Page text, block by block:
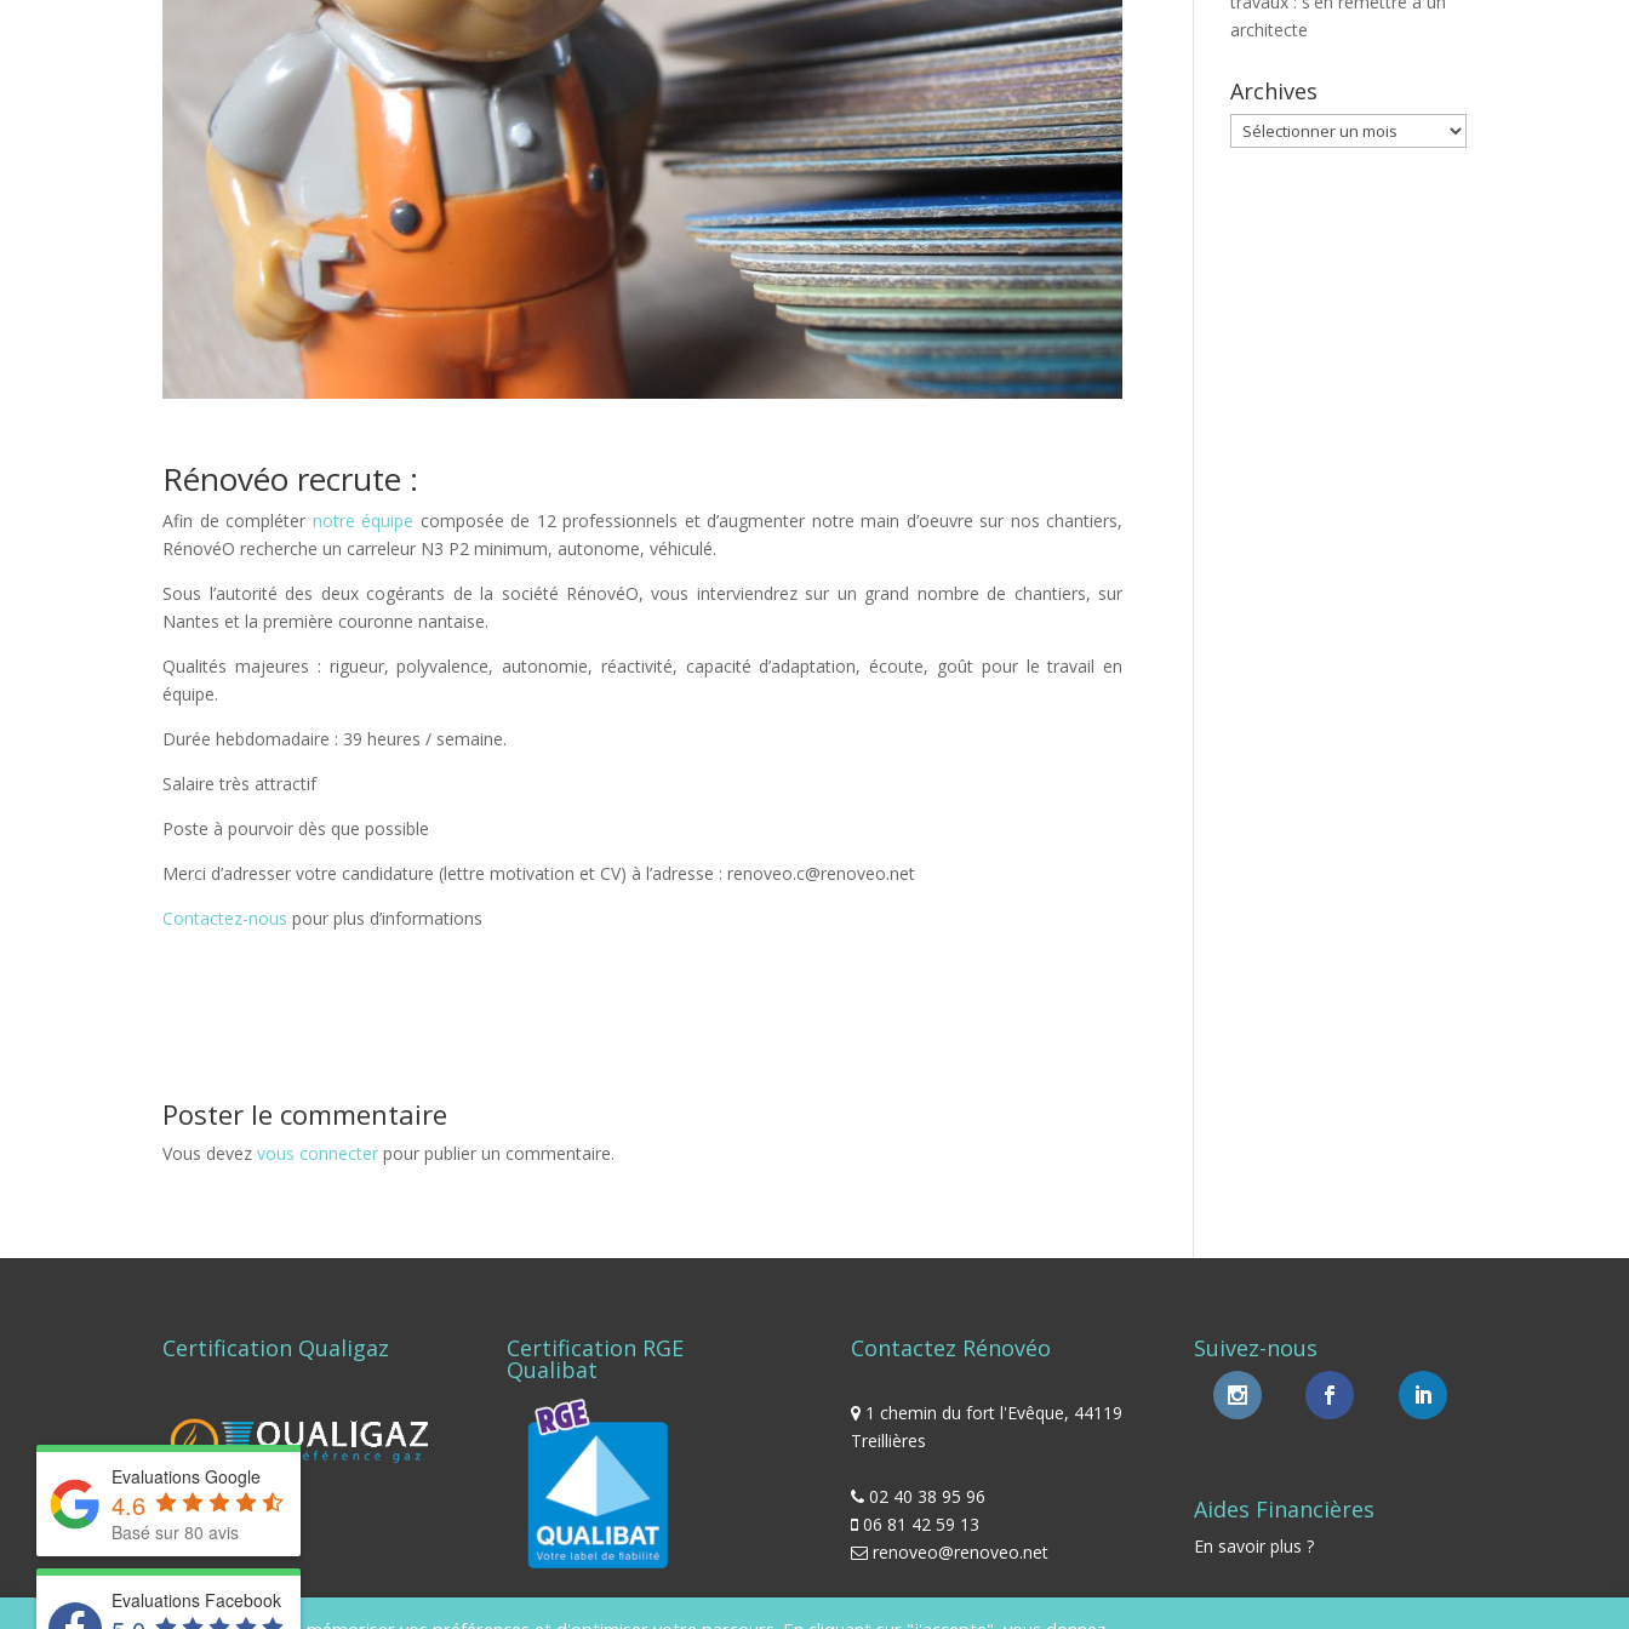
Rénovéo recrute :
Afin de compléter notre équipe composée de 12 professionnels et d’augmenter notre main d’oeuvre sur nos chantiers,
RénovéO recherche un carreleur N3 P2 minimum, autonome, véhiculé.
Sous l’autorité des deux cogérants de la société RénovéO, vous interviendrez sur un grand nombre de chantiers, sur
Nantes et la première couronne nantaise.
Qualités majeures : rigueur, polyvalence, autonomie, réactivité, capacité d’adaptation, écoute, goût pour le travail en
équipe.
Durée hebdomadaire : 39 heures / semaine.
Salaire très attractif
Poste à pourvoir dès que possible
Merci d’adresser votre candidature (lettre motivation et CV) à l’adresse : renoveo.c@renoveo.net
Contactez-nous pour plus d’informations
Poster le commentaire
Vous devezvous connecter pour publier un commentaire.
architecte
Archives
Archives
Certification Qualigaz Certification RGE
Qualibat
Contactez Rénovéo
1 chemin du fort l'Evêque, 44119
Treillières
02 40 38 95 96
06 81 42 59 13
renoveo@renoveo.net
Suivez-nous
Aides Financières
En savoir plus ?
Evaluations Google
4.6
Basé sur 80 avis
Evaluations Facebook